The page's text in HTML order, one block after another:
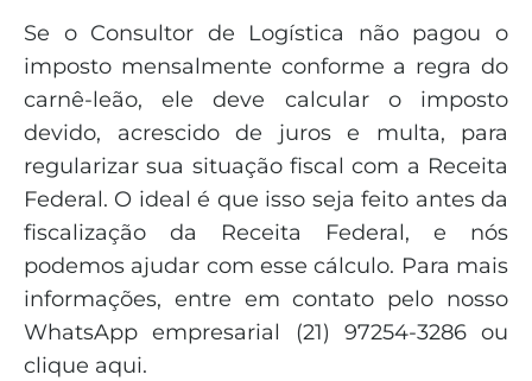
Se o Consultor de Logística não pagou o
imposto mensalmente conforme a regra do
carnê-leão, ele deve calcular o imposto
devido, acrescido de juros e multa, para
regularizar sua situação fiscal com a Receita
Federal. O ideal é que isso seja feito antes da
fiscalização da Receita Federal, e nós
podemos ajudar com esse cálculo. Para mais
informações, entre em contato pelo nosso
WhatsApp empresarial (21) 97254-3286 ou
clique aqui.